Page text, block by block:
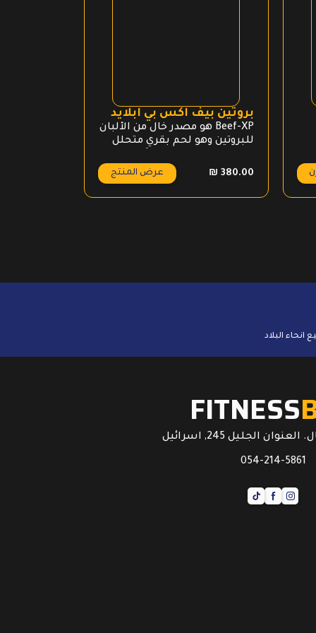
بروتين بيف اكس بي ابلايد
Beef-XP هو مصدر خال من الألبان
للبروتين وهو لحم بقري متحلل
₪ 380.00 عرض المنتج
FITNESS
الجليل 245, اسرائيل
054-214-5861